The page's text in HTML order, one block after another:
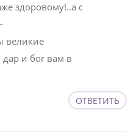
здоровому!..а с
великие
и бог вам в
ОТВЕТИТЬ